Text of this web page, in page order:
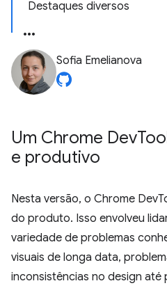
Destaques diversos
Sofia Emelianova
Um Chrome Dev
e produtivo
Nesta versão, o Chrome
do produto. Isso envolveu
variedade de problemas
visuais de longa data,
inconsistências no design até